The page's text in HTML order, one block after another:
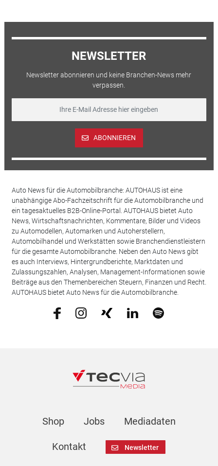
NEWSLETTER
Newsletter abonnieren und keine Branchen-News mehr
verpassen.
ABONNIEREN
Auto News für die Automobilbranche: AUTOHAUS ist eine
unabhängige Abo-Fachzeitschrift für die Automobilbranche und
ein tagesaktuelles B2B-Online-Portal. AUTOHAUS bietet Auto
News, Wirtschaftsnachrichten, Kommentare, Bilder und Videos
zu Automodellen, Automarken und Autoherstellern,
Automobilhandel und Werkstätten sowie Branchendienstleistern
für die gesamte Automobilbranche. Neben den Auto News gibt
es auch Interviews, Hintergrundberichte, Marktdaten und
Zulassungszahlen, Analysen, Management-Informationen sowie
Beiträge aus den Themenbereichen Steuern, Finanzen und Recht.
AUTOHAUS bietet Auto News für die Automobilbranche.
Shop Jobs Mediadaten
Kontakt Newsletter